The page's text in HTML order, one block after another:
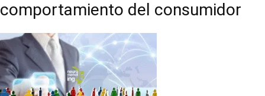
comportamiento del consumidor